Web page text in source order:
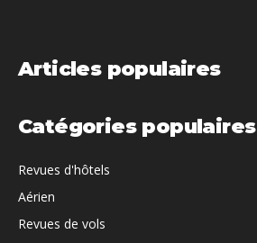
Articles populaires
Catégories populaires
Revues d'hôtels
Aérien
Revues de vols